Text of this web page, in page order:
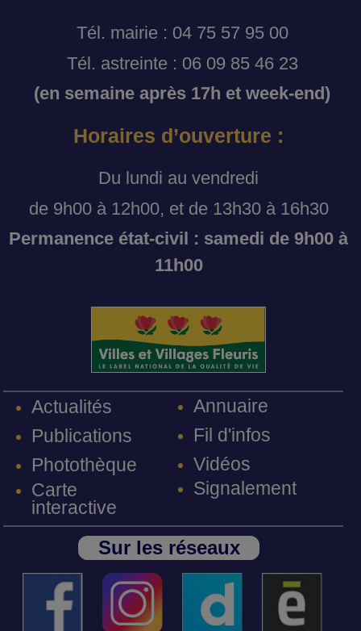
Tél. mairie : 04 75 57 95 00
Tél. astreinte : 06 09 85 46 23
(en semaine après 17h et week-end)
Horaires d’ouverture :
Du lundi au vendredi
de 9h00 à 12h00, et de 13h30 à 16h30
Permanence état-civil : samedi de 9h00 à
11h00
Actualités
Publications
Photothèque
Carte
interactive
Annuaire
Fil d'infos
Vidéos
Signalement
Sur les réseaux